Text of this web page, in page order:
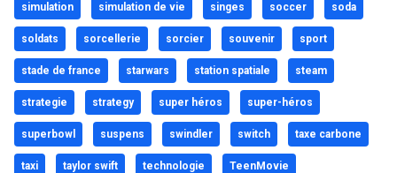
simulation simulation de vie singes soccer soda
soldats sorcellerie sorcier souvenir sport
stade de france starwars station spatiale steam
strategie strategy super héros super-héros
superbowl suspens swindler switch taxe carbone
taxi taylor swift technologie TeenMovie